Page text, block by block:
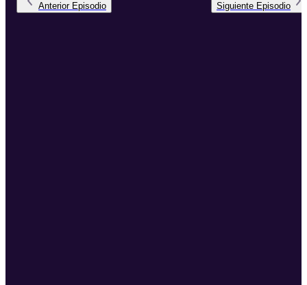
Anterior Episodio Siguiente Episodio